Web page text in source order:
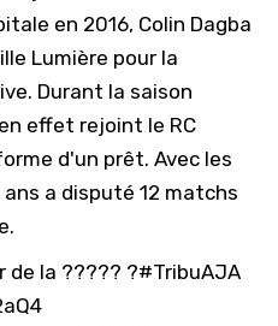
en 2016, Colin Dagba
Lumière pour la
Durant la saison
effet rejoint le RC
d'un prêt. Avec les
a disputé 12 matchs
de la ????? ?#TribuAJA